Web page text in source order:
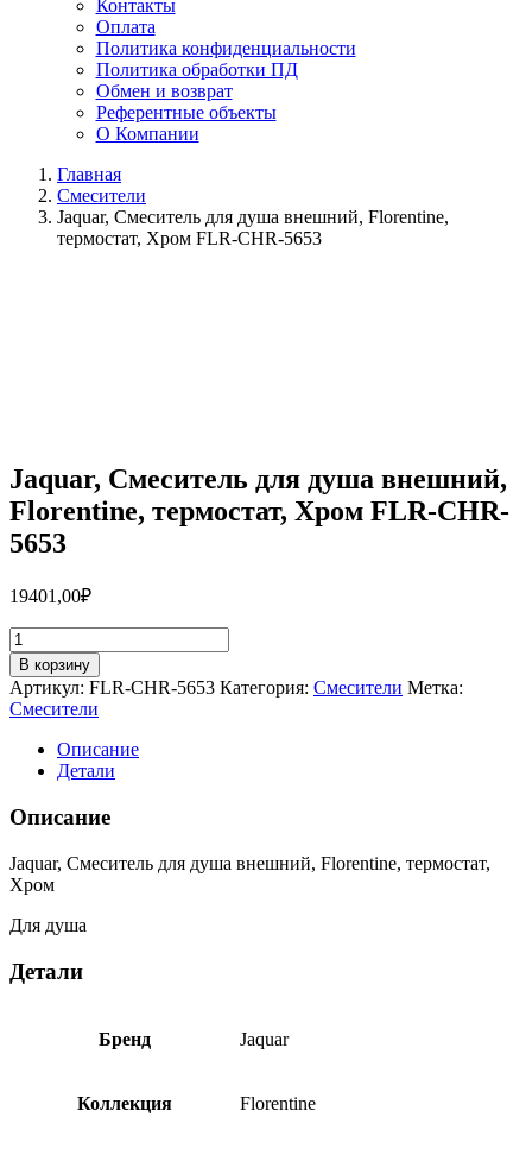
Контакты
Оплата
Политика конфиденциальности
Политика обработки ПД
Обмен и возврат
Референтные объекты
О Компании
Главная
Смесители
Jaquar, Смеситель для душа внешний, Florentine,
термостат, Хром FLR-CHR-5653
Jaquar, Смеситель для душа внешний,
Florentine, термостат, Хром FLR-CHR-
5653
19401,00₽
Количество
товара
Jaquar,
Смеситель
для
душа
внешний,
Florentine,
термостат,
Хром
CHR-
5653
В корзину
Артикул: FLR-CHR-5653 Категория: Смесители Метка:
Смесители
Описание
Детали
Описание
Jaquar, Смеситель для душа внешний, Florentine, термостат,
Хром
Для душа
Детали
Бренд Jaquar
Коллекция Florentine